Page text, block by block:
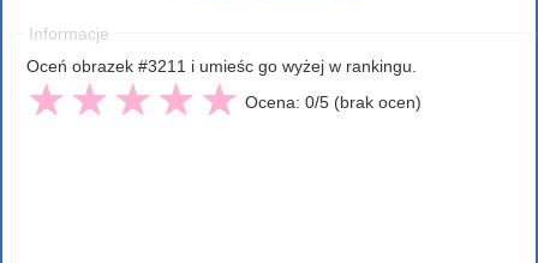
Informacje
Oceń obrazek #3211 i umieśc go wyżej w rankingu.
Ocena: 0/5 (brak ocen)